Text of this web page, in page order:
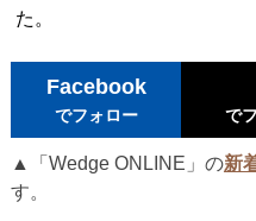
た。
Facebook
でフォロー で
▲「Wedge ONLINE」の新
す。